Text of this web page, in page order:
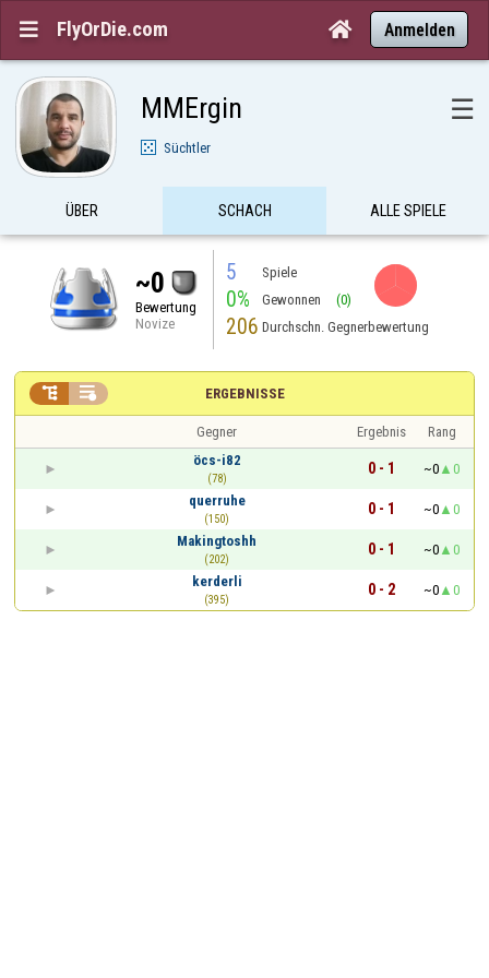
 FlyOrDie.com  Anmelden
MMErgin ☰
Süchtler
ÜBER SCHACH ALLE SPIELE
~0
Bewertung
Novize
5 Spiele
0% Gewonnen (0)
206 Durchschn. Gegnerbewertung
ERGEBNISSE
 
Gegner Ergebnis
Rang
öcs-i82
(78)
0 - 1 ~0
0
querruhe
(150)
0 - 1 ~0
0
Makingtoshh
(202)
0 - 1 ~0
0
kerderli
(395)
0 - 2 ~0 0